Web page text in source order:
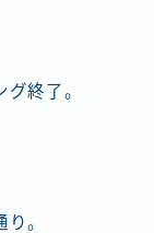
終了。
。